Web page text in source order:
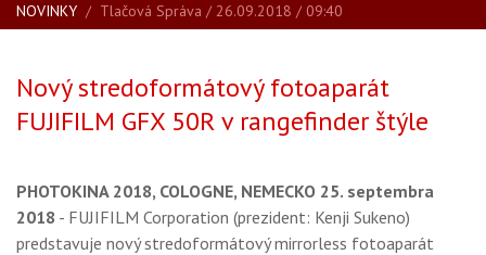
SPRIEVODCA KÚPOU
GALÉRIA
SÚŤAŽE
KALENDÁR AKCIÍ
NOVINKY / Tlačová Správa / 26.09.2018 / 09:40
Nový stredoformátový fotoaparát
FUJIFILM GFX 50R v rangefinder štýle
PHOTOKINA 2018, COLOGNE, NEMECKO 25. septembra
2018 - FUJIFILM Corporation (prezident: Kenji Sukeno)
predstavuje nový stredoformátový mirrorless fotoaparát